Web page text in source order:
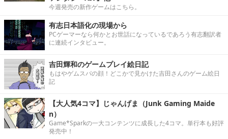
今週発売の新作ゲームはこちら。
有志日本語化の現場から
PCゲーマーなら何かとお世話になっているであろう有志翻訳者
に連続インタビュー。
吉田輝和のゲームプレイ絵日記
もはやゲムスパの顔！どこかで見かけた吉田さんのゲーム絵日
記
【大人気4コマ】じゃんげま（Junk Gaming Maide
n）
Game*Sparkの一大コンテンツに成長した4コマ。単行本も好評
発売中！